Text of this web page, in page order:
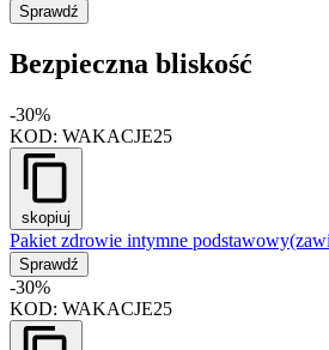
Sprawdź
Bezpieczna bliskość
-30%
KOD: WAKACJE25
skopiuj
Pakiet zdrowie intymne podstawowy
Sprawdź
-30%
KOD: WAKACJE25